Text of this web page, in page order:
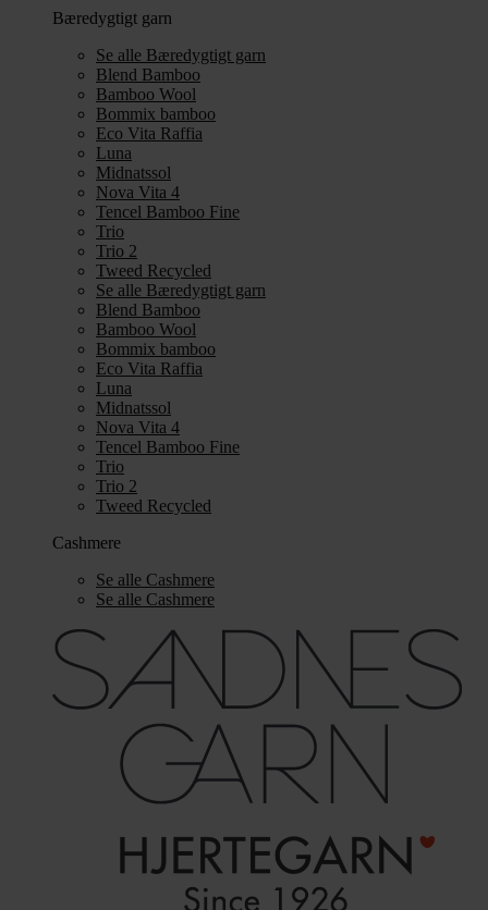
Bæredygtigt garn
Se alle Bæredygtigt garn
Blend Bamboo
Bamboo Wool
Bommix bamboo
Eco Vita Raffia
Luna
Midnatssol
Nova Vita 4
Tencel Bamboo Fine
Trio
Trio 2
Tweed Recycled
Se alle Bæredygtigt garn
Blend Bamboo
Bamboo Wool
Bommix bamboo
Eco Vita Raffia
Luna
Midnatssol
Nova Vita 4
Tencel Bamboo Fine
Trio
Trio 2
Tweed Recycled
Cashmere
Se alle Cashmere
Se alle Cashmere